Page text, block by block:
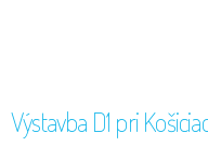
Výstavba D1 pri